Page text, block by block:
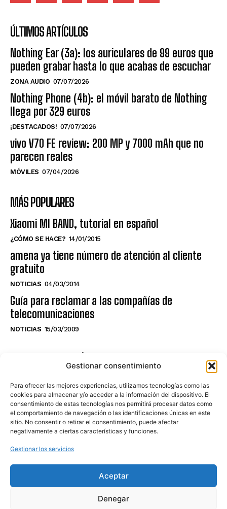
Gestionar consentimiento
Para ofrecer las mejores experiencias, utilizamos tecnologías como las
cookies para almacenar y/o acceder a la información del dispositivo. El
consentimiento de estas tecnologías nos permitirá procesar datos como
el comportamiento de navegación o las identificaciones únicas en este
sitio. No consentir o retirar el consentimiento, puede afectar
negativamente a ciertas características y funciones.
Gestionar los servicios
Aceptar
Denegar
ÚLTIMOS ARTÍCULOS
Nothing Ear (3a): los auriculares de 99 euros que
pueden grabar hasta lo que acabas de escuchar
ZONA AUDIO 07/07/2026
Nothing Phone (4b): el móvil barato de Nothing
llega por 329 euros
¡DESTACADOS! 07/07/2026
vivo V70 FE review: 200 MP y 7000 mAh que no
parecen reales
MÓVILES 07/04/2026
MÁS POPULARES
Xiaomi MI BAND, tutorial en español
¿CÓMO SE HACE? 14/01/2015
amena ya tiene número de atención al cliente
gratuito
NOTICIAS 04/03/2014
Guía para reclamar a las compañías de
telecomunicaciones
NOTICIAS 15/03/2009
NO TE PIERDAS LO ÚLTIMO DEL CANAL
Haz clic en «Estoy de acuerdo» para
activar Youtube
POLÍTICA DE COOKIES